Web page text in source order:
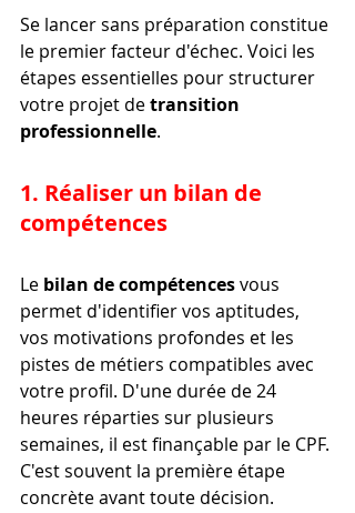
Se lancer sans préparation constitue
le premier facteur d'échec. Voici les
étapes essentielles pour structurer
votre projet de transition
professionnelle.
1. Réaliser un bilan de
compétences
Le bilan de compétences vous
permet d'identifier vos aptitudes,
vos motivations profondes et les
pistes de métiers compatibles avec
votre profil. D'une durée de 24
heures réparties sur plusieurs
semaines, il est finançable par le CPF.
C'est souvent la première étape
concrète avant toute décision.